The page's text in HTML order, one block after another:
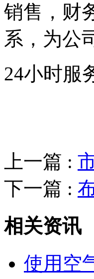
销售，财
系，为公
24小时服
上一篇 :
下一篇 :
相关资讯
使用空